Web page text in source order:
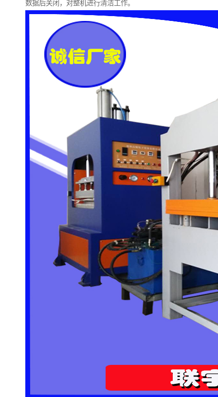
数据后关闭，对整机进行清洁工作。